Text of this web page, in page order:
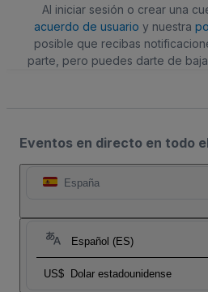
Al iniciar sesión o crear una
acuerdo de usuario y nuestra
posible que recibas
parte, pero puedes darte de
Eventos en directo en todo
España
Español (ES)
US$ Dolar estadounidense